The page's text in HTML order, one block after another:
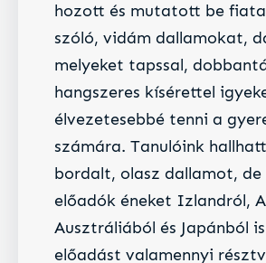
hozott és mutatott be
szóló, vidám dallamokat,
melyeket tapssal,
hangszeres kísérettel
élvezetesebbé tenni a
számára. Tanulóink
bordalt, olasz dallamot,
előadók éneket Izlandról,
Ausztráliából és Japánból
előadást valamennyi